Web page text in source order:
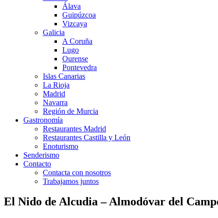
Álava
Guipúzcoa
Vizcaya
Galicia
A Coruña
Lugo
Ourense
Pontevedra
Islas Canarias
La Rioja
Madrid
Navarra
Región de Murcia
Gastronomía
Restaurantes Madrid
Restaurantes Castilla y León
Enoturismo
Senderismo
Contacto
Contacta con nosotros
Trabajamos juntos
El Nido de Alcudia – Almodóvar del